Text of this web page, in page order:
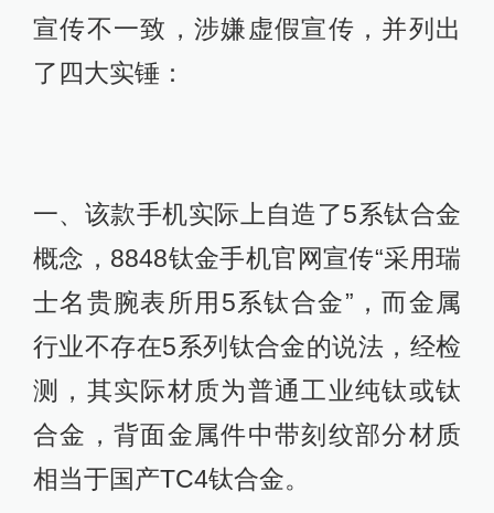
宣传不一致，涉嫌虚假宣传，并列出
了四大实锤：
一、该款手机实际上自造了5系钛合金
概念，8848钛金手机官网宣传“采用瑞
士名贵腕表所用5系钛合金”，而金属
行业不存在5系列钛合金的说法，经检
测，其实际材质为普通工业纯钛或钛
合金，背面金属件中带刻纹部分材质
相当于国产TC4钛合金。